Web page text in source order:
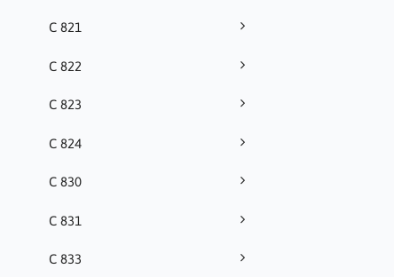
C 821
C 822
C 823
C 824
C 830
C 831
C 833